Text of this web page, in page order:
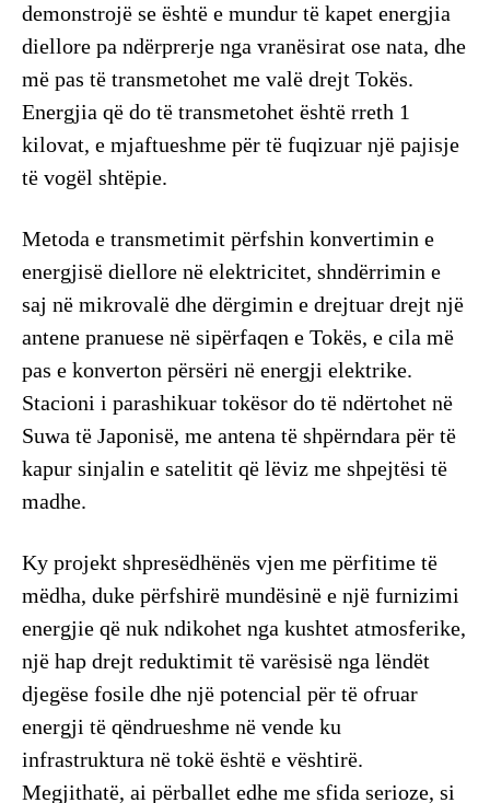
demonstrojë se është e mundur të kapet energjia
diellore pa ndërprerje nga vranësirat ose nata, dhe
më pas të transmetohet me valë drejt Tokës.
Energjia që do të transmetohet është rreth 1
kilovat, e mjaftueshme për të fuqizuar një pajisje
të vogël shtëpie.
Metoda e transmetimit përfshin konvertimin e
energjisë diellore në elektricitet, shndërrimin e
saj në mikrovalë dhe dërgimin e drejtuar drejt një
antene pranuese në sipërfaqen e Tokës, e cila më
pas e konverton përsëri në energji elektrike.
Stacioni i parashikuar tokësor do të ndërtohet në
Suwa të Japonisë, me antena të shpërndara për të
kapur sinjalin e satelitit që lëviz me shpejtësi të
madhe.
​Ky projekt shpresëdhënës vjen me përfitime të
mëdha, duke përfshirë mundësinë e një furnizimi
energjie që nuk ndikohet nga kushtet atmosferike,
një hap drejt reduktimit të varësisë nga lëndët
djegëse fosile dhe një potencial për të ofruar
energji të qëndrueshme në vende ku
infrastruktura në tokë është e vështirë.
Megjithatë, ai përballet edhe me sfida serioze, si